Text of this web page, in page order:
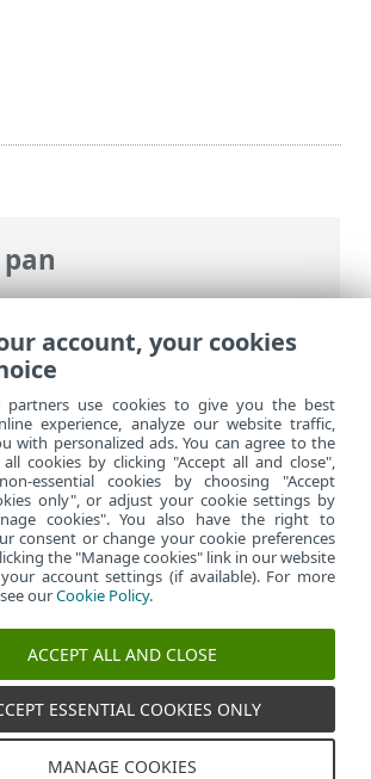
de ESET>ESET Smart
>Trabajar con ESET
Premium
> Configuración
escritorio
de ESET
Portal
spol. s
Administrar perfiles
account, your cookies
partners use cookies to give you the best
experience, analyze our website traffic,
with personalized ads. You can agree to the
cookies by clicking "Accept all and close",
essential cookies by choosing "Accept
only", or adjust your cookie settings by
cookies". You also have the right to
consent or change your cookie preferences
the "Manage cookies" link in our website
account settings (if available). For more
ourCookie Policy.
ACCEPT ALL AND CLOSE
ESSENTIAL COOKIES ONLY
MANAGE COOKIES